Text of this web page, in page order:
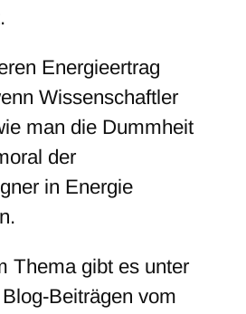
Energieertrag
Wissenschaftler
man die Dummheit
der
in Energie
Thema gibt es unter
Beiträgen vom